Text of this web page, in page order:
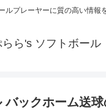
ルプレーヤーに質の高い情報
らら's ソフトボール
ックホーム送球